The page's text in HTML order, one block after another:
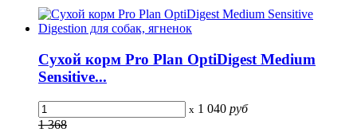
Сухой корм Pro Plan OptiDigest Medium
Sensitive...
x 1 040 руб
1 368